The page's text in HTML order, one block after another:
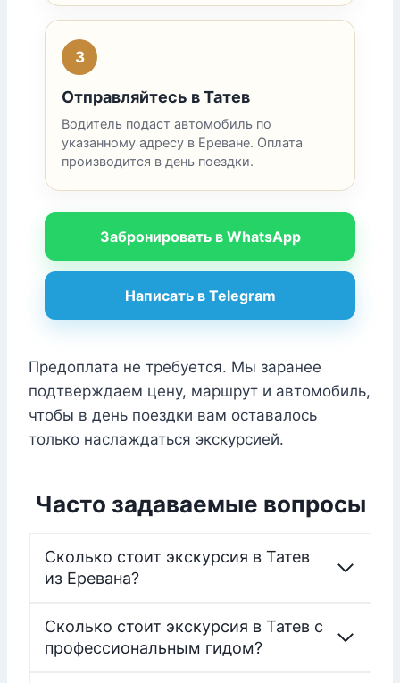
3
Отправляйтесь в Татев
Водитель подаст автомобиль по
указанному адресу в Ереване. Оплата
производится в день поездки.
Забронировать в WhatsApp
Написать в Telegram
Предоплата не требуется. Мы заранее
подтверждаем цену, маршрут и автомобиль,
чтобы в день поездки вам оставалось
только наслаждаться экскурсией.
Часто задаваемые вопросы
Сколько стоит экскурсия в Татев
из Еревана?
Сколько стоит экскурсия в Татев с
профессиональным гидом?